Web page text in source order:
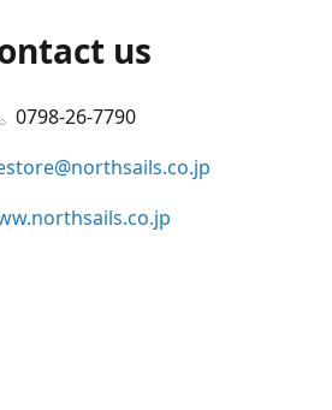
us
0798-26-7790